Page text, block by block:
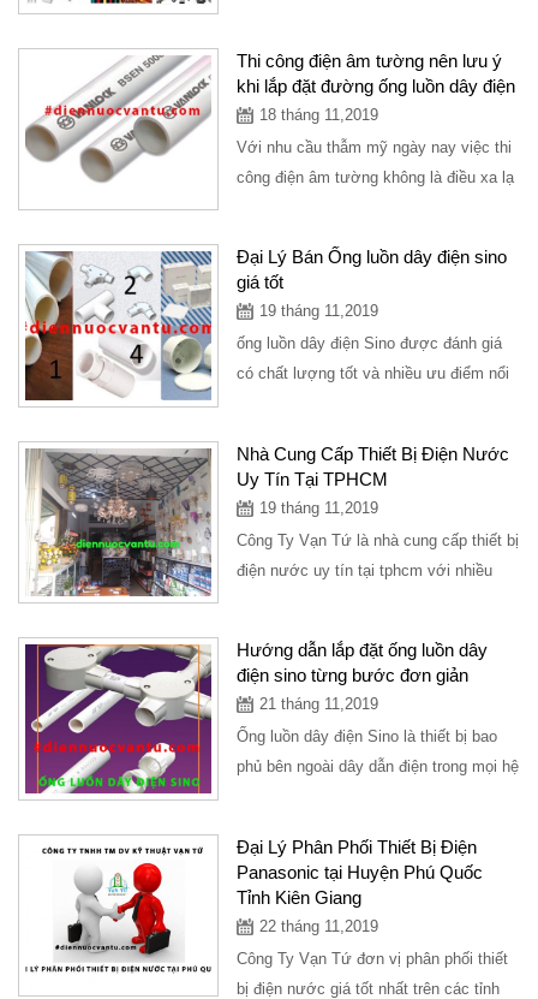
Thi công điện âm tường nên lưu ý
khi lắp đặt đường ống luồn dây điện
18 tháng 11,2019
Với nhu cầu thẫm mỹ ngày nay việc thi
công điện âm tường không là điều xa lạ
Đại Lý Bán Ống luồn dây điện sino
giá tốt
19 tháng 11,2019
ống luồn dây điện Sino được đánh giá
có chất lượng tốt và nhiều ưu điểm nổi
Nhà Cung Cấp Thiết Bị Điện Nước
Uy Tín Tại TPHCM
19 tháng 11,2019
Công Ty Vạn Tứ là nhà cung cấp thiết bị
điện nước uy tín tại tphcm với nhiều
Hướng dẫn lắp đặt ống luồn dây
điện sino từng bước đơn giản
21 tháng 11,2019
Ống luồn dây điện Sino là thiết bị bao
phủ bên ngoài dây dẫn điện trong mọi hệ
Đại Lý Phân Phối Thiết Bị Điện
Panasonic tại Huyện Phú Quốc
Tỉnh Kiên Giang
22 tháng 11,2019
Công Ty Vạn Tứ đơn vị phân phối thiết
bị điện nước giá tốt nhất trên các tỉnh